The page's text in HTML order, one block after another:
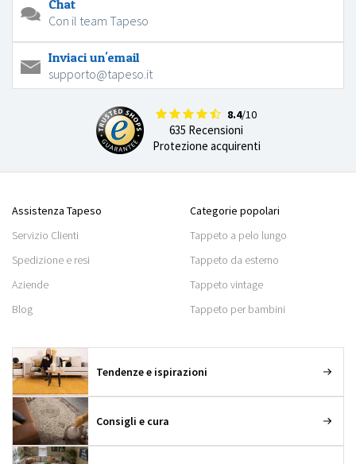
Chat
Con il team Tapeso
Inviaci un'email
supporto@tapeso.it
8.4/10
635 Recensioni
Protezione acquirenti
Assistenza Tapeso
Servizio Clienti
Spedizione e resi
Aziende
Blog
Categorie popolari
Tappeto a pelo lungo
Tappeto da esterno
Tappeto vintage
Tappeto per bambini
Tendenze e ispirazioni
Consigli e cura